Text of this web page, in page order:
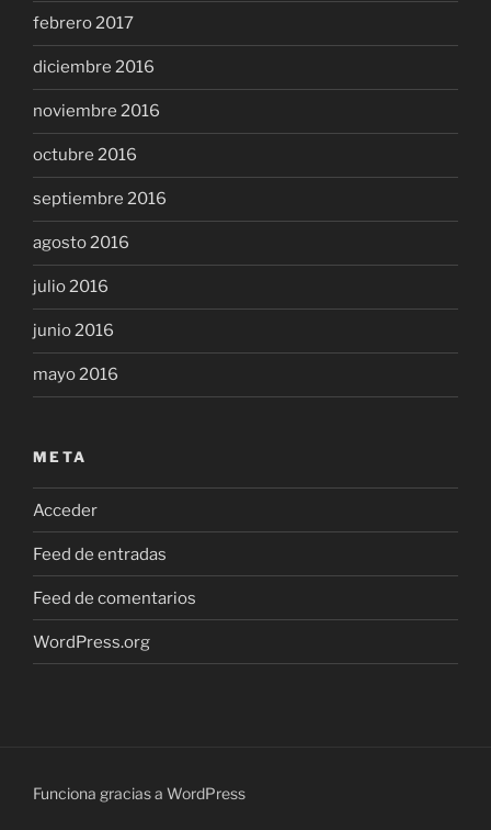
febrero 2017
diciembre 2016
noviembre 2016
octubre 2016
septiembre 2016
agosto 2016
julio 2016
junio 2016
mayo 2016
META
Acceder
Feed de entradas
Feed de comentarios
WordPress.org
Funciona gracias a WordPress